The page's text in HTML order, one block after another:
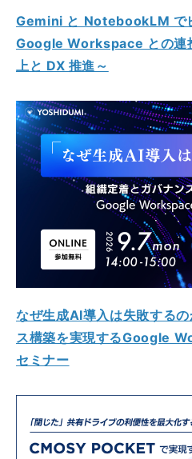
Gemini と NotebookLM で
Google Workspace との連
上と DX 推進～
なぜ生成AI導入は失敗する
ス構築を実現するGoogle
セミナー